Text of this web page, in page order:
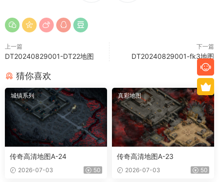
上一篇
DT20240829001-DT22地图
下一篇
DT20240829001-fk3地图
猜你喜欢
城镇系列
传奇高清地图A-24
2026-07-03 50
真彩地图
传奇高清地图A-23
2026-07-03 50